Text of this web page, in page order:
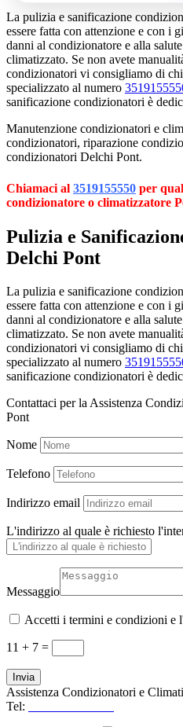
La pulizia e sanificazione
essere fatta con attenzione e con i
danni al condizionatore e alla
climatizzato. Se non avete
condizionatori vi consigliamo di
specializzato al numero
sanificazione condizionatori è
Manutenzione condizionatori e
condizionatori, riparazione
condizionatori Delchi Pont.
Chiamaci al 3519155550 per
condizionatore o climatizzatore
Pulizia e
Delchi Pont
La pulizia e sanificazione
essere fatta con attenzione e con i
danni al condizionatore e alla
climatizzato. Se non avete
condizionatori vi consigliamo di
specializzato al numero
sanificazione condizionatori è
Contattaci per la Assistenza
Pont
Nome
Telefono
Indirizzo email
L'indirizzo al quale è richiesto
Messaggio
Accetti i termini e condizioni e
11 + 7 =
Invia
Assistenza Condizionatori e
Tel: